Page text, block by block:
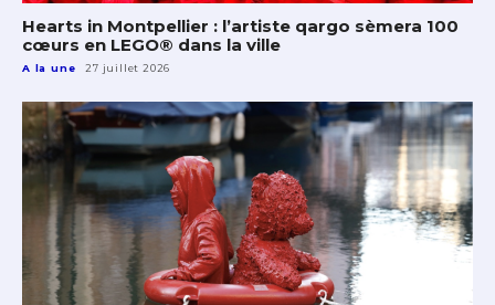
Hearts in Montpellier : l’artiste qargo sèmera 100
cœurs en LEGO® dans la ville
A la une 27 juillet 2026